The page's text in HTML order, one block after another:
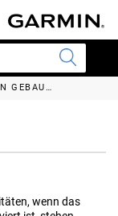
TRAINING IN GEBÄUDEN
wenn das